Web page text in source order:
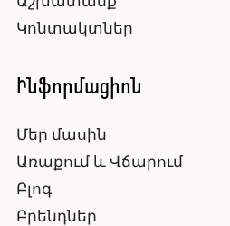
Կոնտակտներ
Ինֆորմացիոն
Մեր մասին
Առաքում և Վճարում
Բլոգ
Բրենդներ